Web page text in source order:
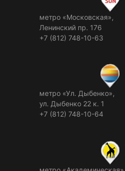
метро «Московская»,
Ленинский пр. 176
+7 (812) 748-10-63
метро «Ул. Дыбенко»,
ул. Дыбенко 22 к. 1
+7 (812) 748-10-64